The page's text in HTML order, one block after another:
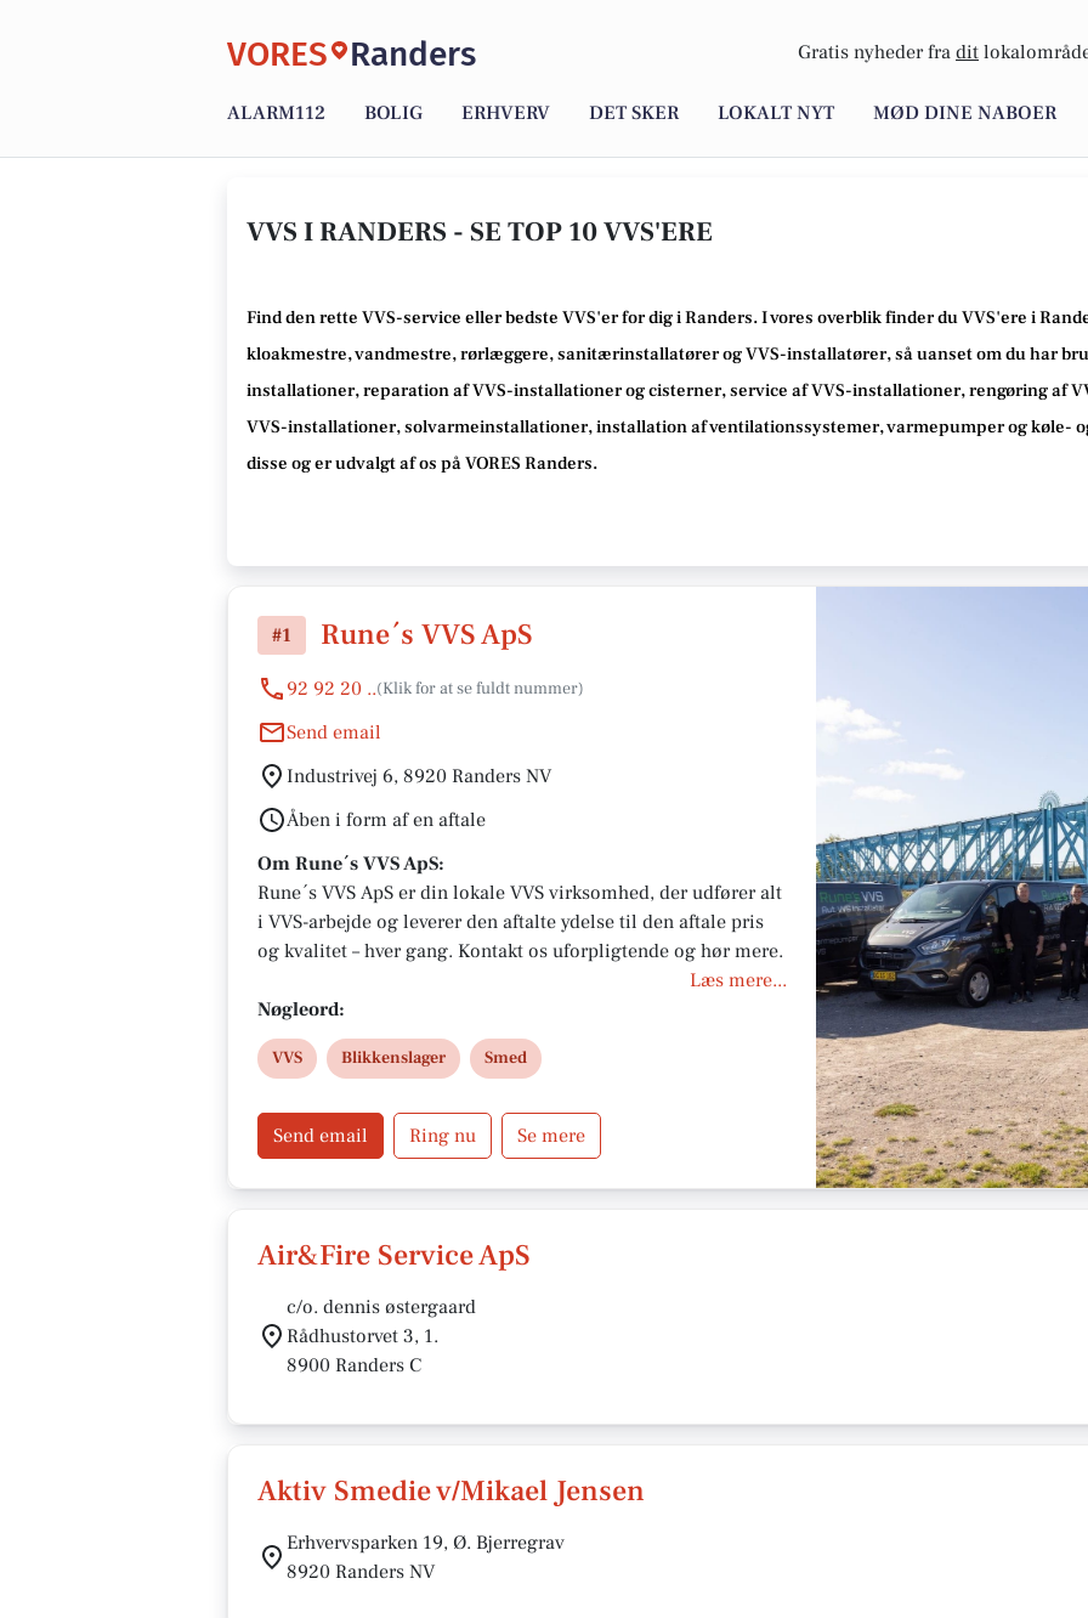
VORES Randers Gratis nyheder fra dit
ALARM112 BOLIG ERHVERV DET SKER LOKALT NYT MØD DINE NABOER
VVS I RANDERS - SE TOP 10 VVS'ERE
Find den rette VVS-service eller bedste VVS'er for dig i Randers. I vores overblik finder du VVS'ere i
kloakmestre, vandmestre, rørlæggere, sanitærinstallatører og VVS-installatører, så uanset om du har
installationer, reparation af VVS-installationer og cisterner, service af VVS-installationer, rengøring af
VVS-installationer, solvarmeinstallationer, installation af ventilationssystemer, varmepumper og køle-
disse og er udvalgt af os på VORES Randers.
#1 Rune´s VVS ApS
92 92 20 ..
Send email
Industrivej 6, 8920 Randers NV
Åben i form af en aftale
Om Rune´s VVS ApS:
Rune´s VVS ApS er din lokale VVS virksomhed, der udfører alt
i VVS-arbejde og leverer den aftalte ydelse til den aftale pris
og kvalitet – hver gang. Kontakt os uforpligtende og hør mere.
Læs mere...
Nøgleord:
VVS Blikkenslager Smed
Send email Ring nu Se mere
Air&Fire Service ApS
c/o. dennis østergaard
Rådhustorvet 3, 1.
8900 Randers C
Aktiv Smedie v/Mikael Jensen
Erhvervsparken 19, Ø. Bjerregrav
8920 Randers NV